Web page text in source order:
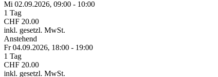
Mi 02.09.2026, 09:00 - 10:00
1 Tag
CHF 20.00
inkl. gesetzl. MwSt.
Anstehend
Fr 04.09.2026, 18:00 - 19:00
1 Tag
CHF 20.00
inkl. gesetzl. MwSt.